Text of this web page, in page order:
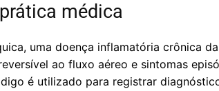
médica
uma doença inflamatória crônica
ao fluxo aéreo e sintomas
é utilizado para registrar